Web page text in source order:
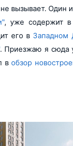
вызывает. Один
, уже содержит в
его в Западном
. Приезжаю я сюда
вобзор